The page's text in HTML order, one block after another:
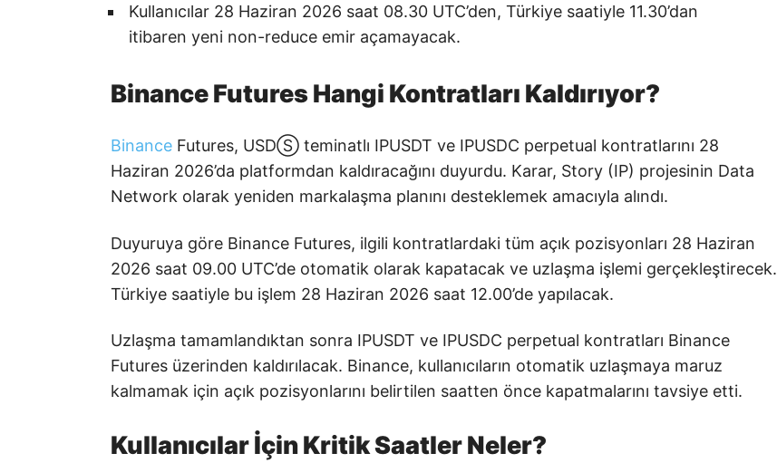
Kullanıcılar 28 Haziran 2026 saat 08.30 UTC’den, Türkiye saatiyle 11.30’dan
itibaren yeni non-reduce emir açamayacak.
Binance Futures Hangi Kontratları Kaldırıyor?
Binance Futures, USDⓈ teminatlı IPUSDT ve IPUSDC perpetual kontratlarını 28
Haziran 2026’da platformdan kaldıracağını duyurdu. Karar, Story (IP) projesinin Data
Network olarak yeniden markalaşma planını desteklemek amacıyla alındı.
Duyuruya göre Binance Futures, ilgili kontratlardaki tüm açık pozisyonları 28 Haziran
2026 saat 09.00 UTC’de otomatik olarak kapatacak ve uzlaşma işlemi gerçekleştirecek.
Türkiye saatiyle bu işlem 28 Haziran 2026 saat 12.00’de yapılacak.
Uzlaşma tamamlandıktan sonra IPUSDT ve IPUSDC perpetual kontratları Binance
Futures üzerinden kaldırılacak. Binance, kullanıcıların otomatik uzlaşmaya maruz
kalmamak için açık pozisyonlarını belirtilen saatten önce kapatmalarını tavsiye etti.
Kullanıcılar İçin Kritik Saatler Neler?